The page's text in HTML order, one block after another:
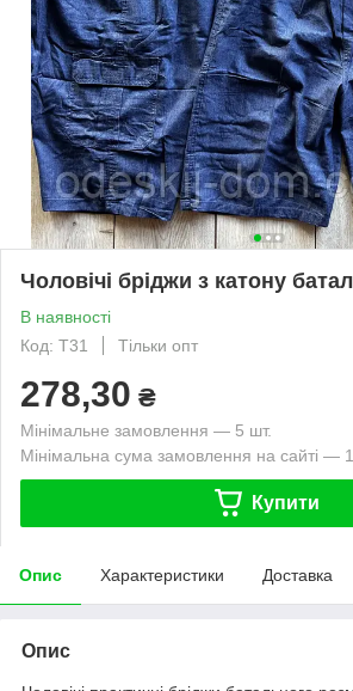
Чоловічі бріджи з катону
В наявності
Код: Т31
Тільки опт
278,30 ₴
Мінімальне замовлення — 5 шт.
Мінімальна сума замовлення на сайті —
Купити
Опис Характеристики Доставка
Опис